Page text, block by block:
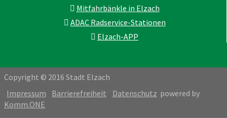
Mitfahrbänkle in Elzach
ADAC Radservice-Stationen
Elzach-APP
Copyright © 2016 Stadt Elzach
Impressum
Barrierefreiheit Datenschutz powered by
Komm.ONE